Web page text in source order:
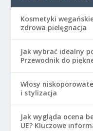
Kosmetyki
zdrowa pielęgnacja
Jak wybrać idealny
Przewodnik do
Włosy
i stylizacja
Jak wygląda ocena
UE? Kluczowe